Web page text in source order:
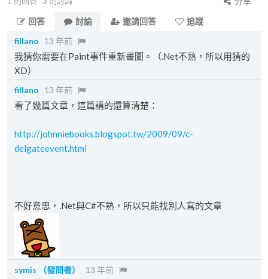
回答
討論 邀請回答
追蹤
fillano
13 年前
我猜你需要在Paint事件重新畫圖。（.Net不熟，所以用猜的
XD）
fillano 13 年前
看了幾篇文章，這篇講的還算清楚：
http://johnniebooks.blogspot.tw/2009/09/c-
delgateevent.html
不好意思，.Net與C#不熟，所以只能找別人寫的文章
symis （發問者） 13 年前